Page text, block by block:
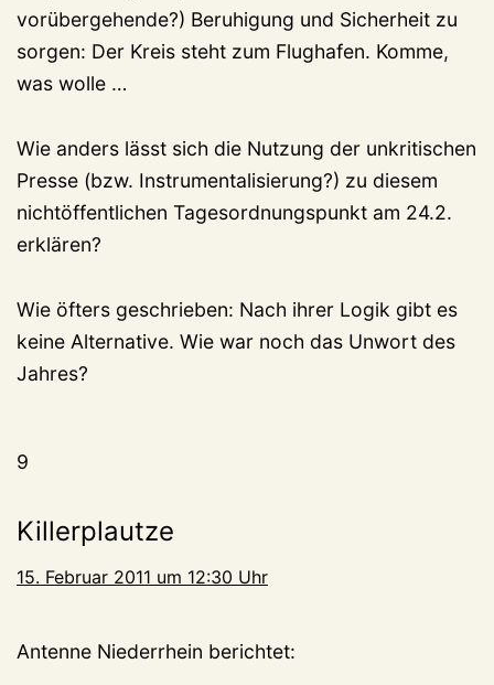
vorübergehende?) Beruhigung und Sicherheit zu
sorgen: Der Kreis steht zum Flughafen. Komme,
was wolle …
Wie anders lässt sich die Nutzung der unkritischen
Presse (bzw. Instrumentalisierung?) zu diesem
nichtöffentlichen Tagesordnungspunkt am 24.2.
erklären?
Wie öfters geschrieben: Nach ihrer Logik gibt es
keine Alternative. Wie war noch das Unwort des
Jahres?
9
Killerplautze
15. Februar 2011 um 12:30 Uhr
Antenne Niederrhein berichtet: